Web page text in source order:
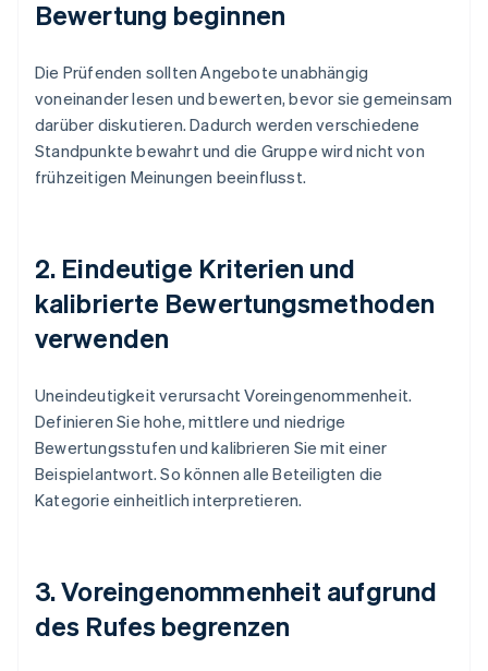
Bewertung beginnen
Die Prüfenden sollten Angebote unabhängig
voneinander lesen und bewerten, bevor sie gemeinsam
darüber diskutieren. Dadurch werden verschiedene
Standpunkte bewahrt und die Gruppe wird nicht von
frühzeitigen Meinungen beeinflusst.
2. Eindeutige Kriterien und
kalibrierte Bewertungsmethoden
verwenden
Uneindeutigkeit verursacht Voreingenommenheit.
Definieren Sie hohe, mittlere und niedrige
Bewertungsstufen und kalibrieren Sie mit einer
Beispielantwort. So können alle Beteiligten die
Kategorie einheitlich interpretieren.
3. Voreingenommenheit aufgrund
des Rufes begrenzen